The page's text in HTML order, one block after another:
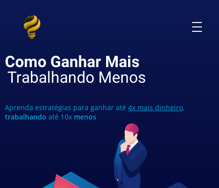
Como Ganhar Mais
Trabalhando Menos
Aprenda estratégias para ganhar até 4x mais dinheiro,
trabalhando até 10x menos